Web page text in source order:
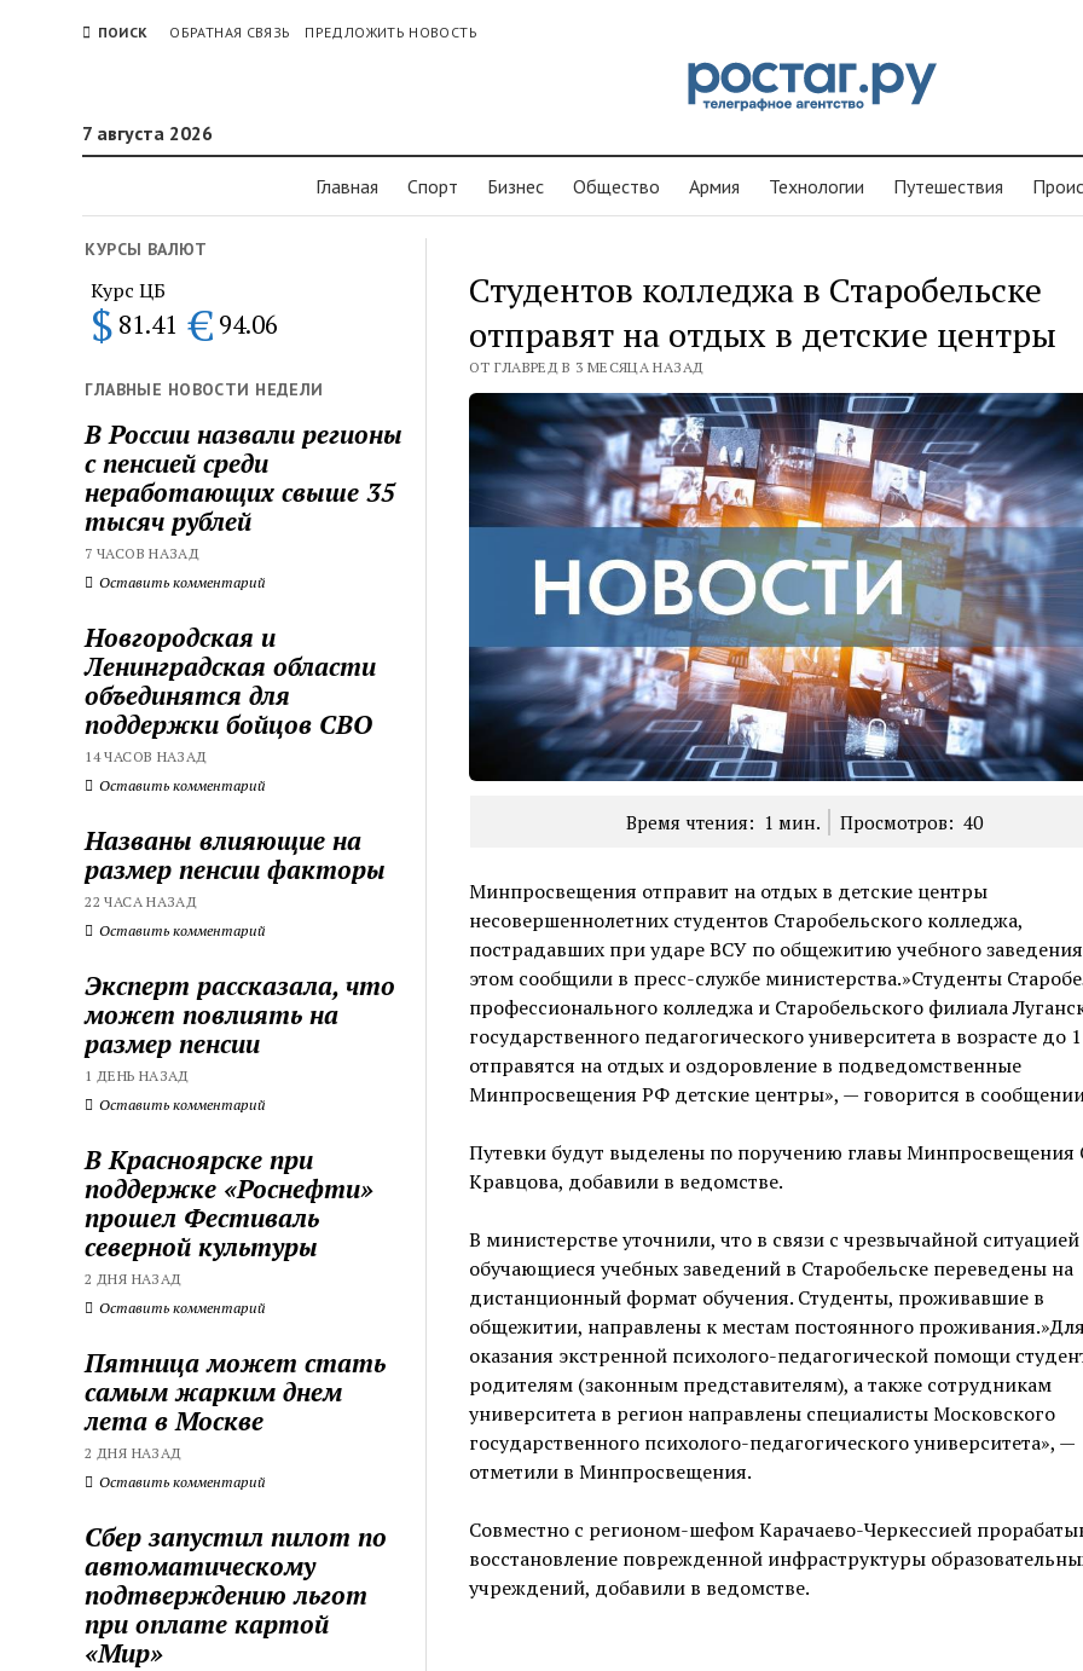
ПОИСК ОБРАТНАЯ СВЯЗЬ ПРЕДЛОЖИТЬ НОВОСТЬ
7 августа 2026
Главная Спорт Бизнес Общество Армия Технологии Путешествия
КУРСЫ ВАЛЮТ
Курс ЦБ
$ 81.41 € 94.06
ГЛАВНЫЕ НОВОСТИ НЕДЕЛИ
В России назвали регионы
с пенсией среди
неработающих свыше 35
тысяч рублей
7 ЧАСОВ НАЗАД
Оставить комментарий
Новгородская и
Ленинградская области
объединятся для
поддержки бойцов СВО
14 ЧАСОВ НАЗАД
Оставить комментарий
Названы влияющие на
размер пенсии факторы
22 ЧАСА НАЗАД
Оставить комментарий
Эксперт рассказала, что
может повлиять на
размер пенсии
1 ДЕНЬ НАЗАД
Оставить комментарий
В Красноярске при
поддержке «Роснефти»
прошел Фестиваль
северной культуры
2 ДНЯ НАЗАД
Оставить комментарий
Пятница может стать
самым жарким днем
лета в Москве
2 ДНЯ НАЗАД
Оставить комментарий
Сбер запустил пилот по
автоматическому
подтверждению льгот
при оплате картой
«Мир»
Студентов колледжа в Старобельске
отправят на отдых в детские центры
ОТ ГЛАВРЕД В 3 МЕСЯЦА НАЗАД
Время чтения: 1 мин. Просмотров: 40
Минпросвещения отправит на отдых в детские центры
несовершеннолетних студентов Старобельского колледжа,
пострадавших при ударе ВСУ по общежитию учебного
этом сообщили в пресс-службе министерства.»Студенты
профессионального колледжа и Старобельского филиала
государственного педагогического университета в возрасте до
отправятся на отдых и оздоровление в подведомственные
Минпросвещения РФ детские центры», — говорится в
Путевки будут выделены по поручению главы Минпросвещения
Кравцова, добавили в ведомстве.
В министерстве уточнили, что в связи с чрезвычайной ситуацией
обучающиеся учебных заведений в Старобельске переведены на
дистанционный формат обучения. Студенты, проживавшие в
общежитии, направлены к местам постоянного
оказания экстренной психолого-педагогической помощи
родителям (законным представителям), а также сотрудникам
университета в регион направлены специалисты Московского
государственного психолого-педагогического университета», —
отметили в Минпросвещения.
Совместно с регионом-шефом Карачаево-Черкессией
восстановление поврежденной инфраструктуры
учреждений, добавили в ведомстве.